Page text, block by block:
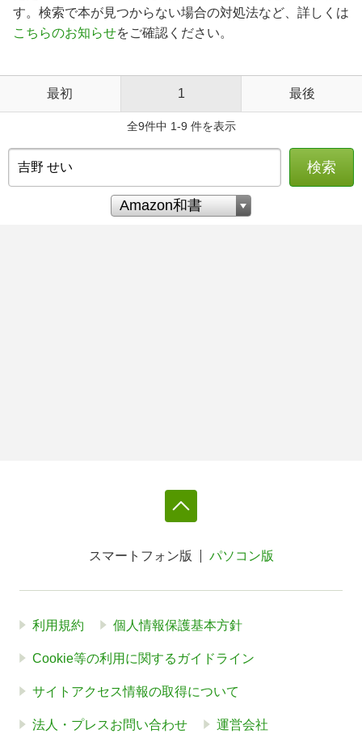
す。検索で本が見つからない場合の対処法など、詳しくは
こちらのお知らせをご確認ください。
最初 1 最後
全9件中 1-9 件を表示
検索
スマートフォン版 パソコン版
利用規約 個人情報保護基本方針
Cookie等の利用に関するガイドライン
サイトアクセス情報の取得について
法人・プレスお問い合わせ 運営会社